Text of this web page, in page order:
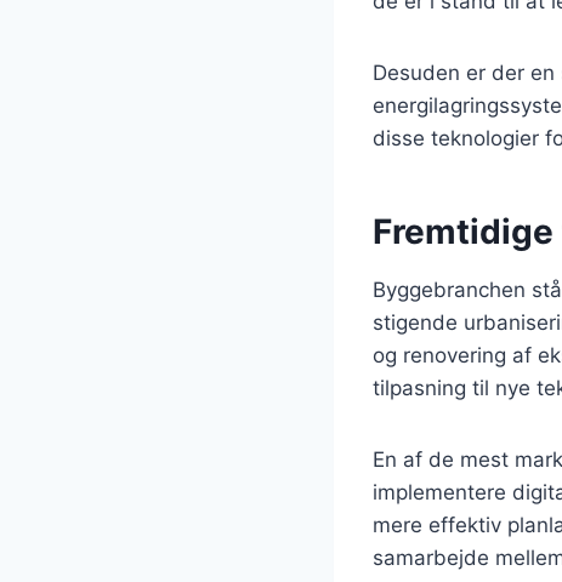
Desuden er der
disse teknologier
Byggebranchen
stigende
og renovering af
tilpasning til nye
En af de mest
implementere
mere effektiv
samarbejde